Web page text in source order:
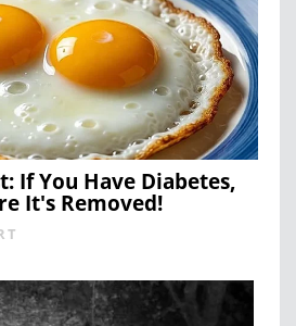
If You Have Diabetes,
It's Removed!